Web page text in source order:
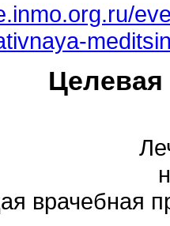
врачебная